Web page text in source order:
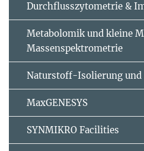
Durchflusszytometrie &
Metabolomik und kleine
Massenspektrometrie
Naturstoff-Isolierung und
MaxGENESYS
SYNMIKRO Facilities